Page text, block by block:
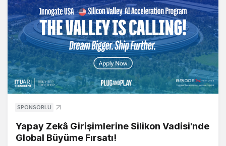
SPONSORLU
Yapay Zekâ Girişimlerine Silikon Vadisi'nde
Global Büyüme Fırsatı!